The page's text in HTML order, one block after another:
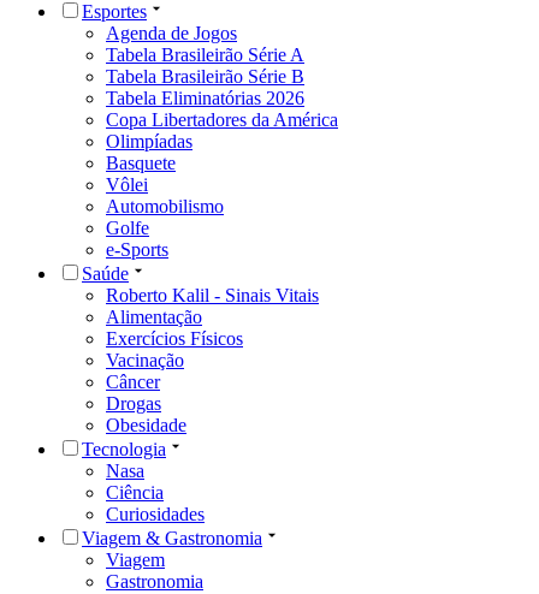
Esportes
Agenda de Jogos
Tabela Brasileirão Série A
Tabela Brasileirão Série B
Tabela Eliminatórias 2026
Copa Libertadores da América
Olimpíadas
Basquete
Vôlei
Automobilismo
Golfe
e-Sports
Saúde
Roberto Kalil - Sinais Vitais
Alimentação
Exercícios Físicos
Vacinação
Câncer
Drogas
Obesidade
Tecnologia
Nasa
Ciência
Curiosidades
Viagem & Gastronomia
Viagem
Gastronomia